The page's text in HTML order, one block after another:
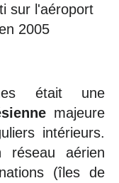
sur l'aéroport
2005
était une
majeure
intérieurs.
réseau aérien
(îles de